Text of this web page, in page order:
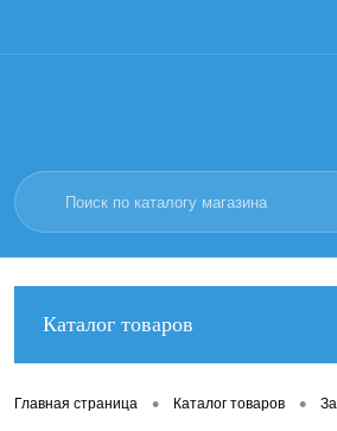
Каталог товаров
Главная страница • Каталог товаров •